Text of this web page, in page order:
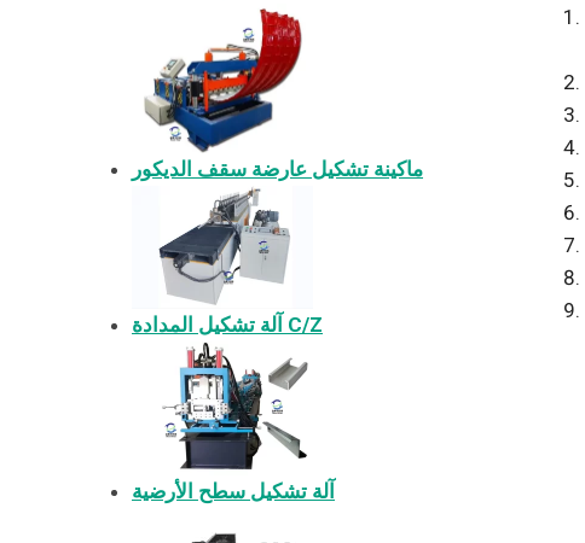
ماكينة تشكيل عارضة سقف الديكور
آلة تشكيل المدادة C/Z
آلة تشكيل سطح الأرضية